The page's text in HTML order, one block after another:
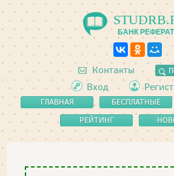
БАНК
Контакты
Вход
ГЛАВНАЯ
БЕСПЛАТНЫЕ
РЕФЕРАТЫ
РЕЙТИНГ